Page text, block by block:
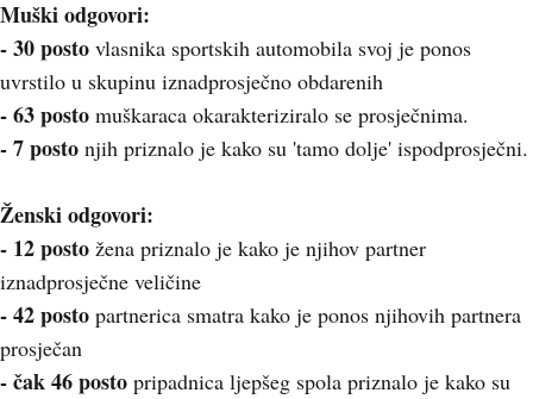
Muški odgovori:
- 30 posto vlasnika sportskih automobila svoj je ponos
uvrstilo u skupinu iznadprosječno obdarenih
- 63 posto muškaraca okarakteriziralo se prosječnima.
- 7 posto njih priznalo je kako su 'tamo dolje' ispodprosječni.
Ženski odgovori:
- 12 posto žena priznalo je kako je njihov partner
iznadprosječne veličine
- 42 posto partnerica smatra kako je ponos njihovih partnera
prosječan
- čak 46 posto pripadnica ljepšeg spola priznalo je kako su